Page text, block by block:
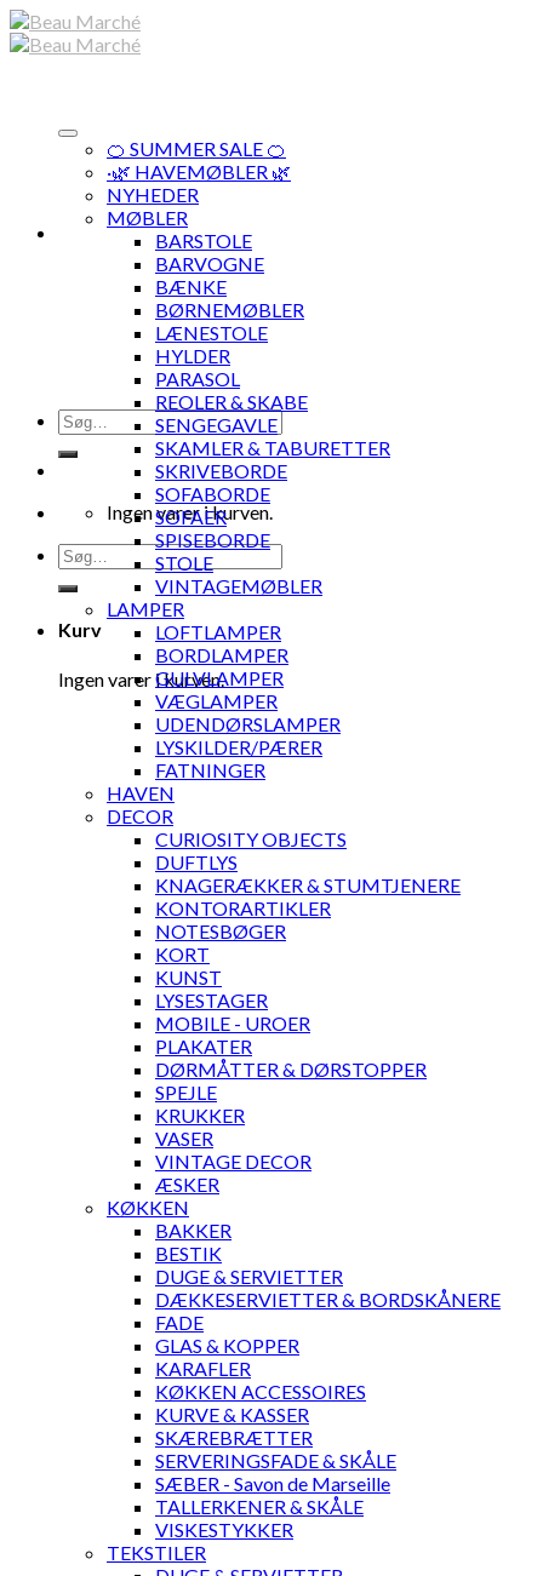
Skip
to
Søg
efter:
Ingen varer i kurven.
Søg
efter:
Kurv
Ingen varer i kurven.
🍊 SUMMER SALE 🍊
·🌿 HAVEMØBLER 🌿
NYHEDER
MØBLER
BARSTOLE
BARVOGNE
BÆNKE
BØRNEMØBLER
LÆNESTOLE
HYLDER
PARASOL
REOLER & SKABE
SENGEGAVLE
SKAMLER & TABURETTER
SKRIVEBORDE
SOFABORDE
SOFAER
SPISEBORDE
STOLE
VINTAGEMØBLER
LAMPER
LOFTLAMPER
BORDLAMPER
GULVLAMPER
VÆGLAMPER
UDENDØRSLAMPER
LYSKILDER/PÆRER
FATNINGER
HAVEN
DECOR
CURIOSITY OBJECTS
DUFTLYS
KNAGERÆKKER & STUMTJENERE
KONTORARTIKLER
NOTESBØGER
KORT
KUNST
LYSESTAGER
MOBILE - UROER
PLAKATER
DØRMÅTTER & DØRSTOPPER
SPEJLE
KRUKKER
VASER
VINTAGE DECOR
ÆSKER
KØKKEN
BAKKER
BESTIK
DUGE & SERVIETTER
DÆKKESERVIETTER & BORDSKÅNERE
FADE
GLAS & KOPPER
KARAFLER
KØKKEN ACCESSOIRES
KURVE & KASSER
SKÆREBRÆTTER
SERVERINGSFADE & SKÅLE
SÆBER - Savon de Marseille
TALLERKENER & SKÅLE
VISKESTYKKER
TEKSTILER